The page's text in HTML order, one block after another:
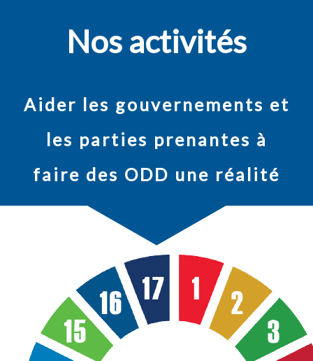
Nos activités
Aider les gouvernements et
les parties prenantes à
faire des ODD une réalité